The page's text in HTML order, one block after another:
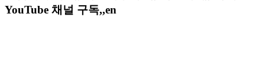
YouTube 채널 구독,,en